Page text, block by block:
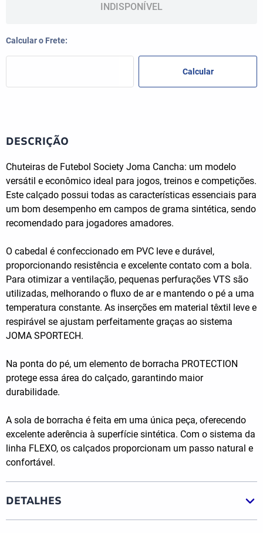
INDISPONÍVEL
DESCRIÇÃO
Chuteiras de Futebol Society Joma Cancha: um modelo
versátil e econômico ideal para jogos, treinos e competições.
Este calçado possui todas as características essenciais para
um bom desempenho em campos de grama sintética, sendo
recomendado para jogadores amadores.
O cabedal é confeccionado em PVC leve e durável,
proporcionando resistência e excelente contato com a bola.
Para otimizar a ventilação, pequenas perfurações VTS são
utilizadas, melhorando o fluxo de ar e mantendo o pé a uma
temperatura constante. As inserções em material têxtil leve e
respirável se ajustam perfeitamente graças ao sistema
JOMA SPORTECH.
Na ponta do pé, um elemento de borracha PROTECTION
protege essa área do calçado, garantindo maior
durabilidade.
A sola de borracha é feita em uma única peça, oferecendo
excelente aderência à superfície sintética. Com o sistema da
linha FLEXO, os calçados proporcionam um passo natural e
confortável.
DETALHES